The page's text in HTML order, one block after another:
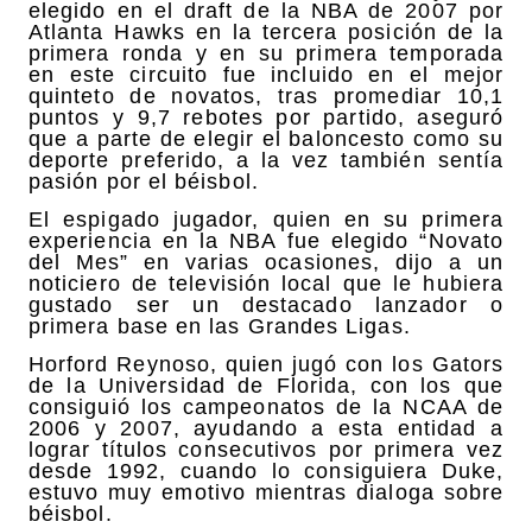
elegido en el draft de la NBA de 2007 por
Atlanta Hawks en la tercera posición de la
primera ronda y en su primera temporada
en este circuito fue incluido en el mejor
quinteto de novatos, tras promediar 10,1
puntos y 9,7 rebotes por partido, aseguró
que a parte de elegir el baloncesto como su
deporte preferido, a la vez también sentía
pasión por el béisbol.
El espigado jugador, quien en su primera
experiencia en la NBA fue elegido “Novato
del Mes” en varias ocasiones, dijo a un
noticiero de televisión local que le hubiera
gustado ser un destacado lanzador o
primera base en las Grandes Ligas.
Horford Reynoso, quien jugó con los Gators
de la Universidad de Florida, con los que
consiguió los campeonatos de la NCAA de
2006 y 2007, ayudando a esta entidad a
lograr títulos consecutivos por primera vez
desde 1992, cuando lo consiguiera Duke,
estuvo muy emotivo mientras dialoga sobre
béisbol.